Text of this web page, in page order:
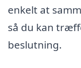
enkelt at
så du kan
beslutning.